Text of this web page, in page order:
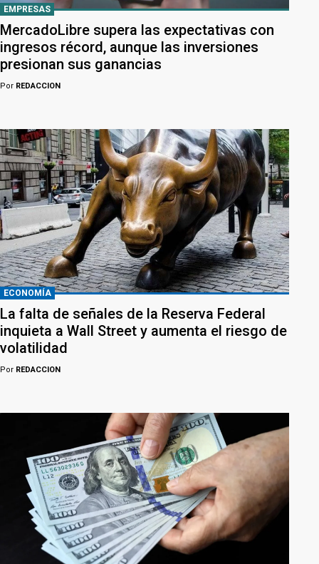
EMPRESAS
MercadoLibre supera las expectativas con
ingresos récord, aunque las inversiones
presionan sus ganancias
Por REDACCION
ECONOMÍA
La falta de señales de la Reserva Federal
inquieta a Wall Street y aumenta el riesgo de
volatilidad
Por REDACCION